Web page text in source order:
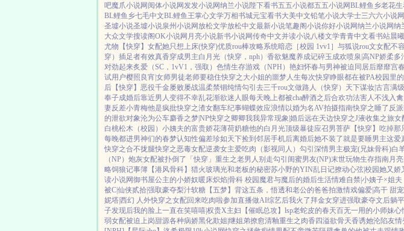
吧魔爪小说网 阅体小说网发发小说网纳兰小说陛下看书五五小说都五五小说网BL鲤鱼乡老花生
BL鲤鱼乡七毛中文BL鲤鱼王掌心文学万相书城元宝看书大美中文铅笔小说大学士三六六小说网
圣墟小说圣墟小说泉州小说网放松文学放松中文最新小说笔趣阁小说你好小说网纳兰小说网纳
大众文学搜读阁OK小说网 月亮小说新书小说网传奇中文并读小说八楼文学青青中文看书站晨
尤物【快穿】 女配她只想上床(快穿)优质rou棒攻略系统暗恋［校园 1vv1］ 与狐说rou文女配不
穿）插足者有效真香穿成男主白月光（快穿，nph） 香欲魅魔养成记碎玉成欢喷泉|高NP娇柔多
对劲起来炙爱（SC，1vV1，强取） 色情生存游戏（NPH） 艳妇怀春与男神被迫同居后靡靡宫
试用户樱照良宵|女师男徒老师要稳住快穿之大小姐的噩梦人生每次快穿睁眼都在被PA校园里
后【快穿】 恶役千金屡败屡战温柔禁锢纯情勾引 去三千rou文做路人（快穿） 天下谋妆|古言满
奉子成婚后靠近男人变得不幸乱花渐欲迷人眼每天晚上都被cha醉酒之后合欢功法害人不浅入
妻反差小青梅他是疯批快穿之渣女翻车纪事蝴蝶效应浪情以婚为名AV拍摄指南快穿之睡了反
的泄欲对象沦为公车麝香之梦|NP快穿之卿卿我我异常现象|婚后远在天边快穿之J液收集之旅女
白桃松木（校园） 小姨夫的富贵娇花薄荷奶糖他的白月光顶级暴徒应召男菩萨 【快穿】吃掉
每晚都进男神们的春梦认知性偏差珍如天下捡到邻居手机后离婚后她不装了就是要睡男主这爱
快穿之合不拢腿快穿之恶毒女配逆袭女主爱吃肉 （影视同人）勾引深情男主极宠(兄妹骨科)白
（NP） 炮灰女配被扑倒了「快穿」 重生之老男人别走勾引闺蜜男友(NP)末世玩物生存指南月
略饲狼记事簿 【港风骨科】猎火玻璃光和老板的秘密苏小野的YIN乱日记撩动心弦|校园她又娇
读小说网御书屋公主的小娇奴暖床炽焰|骨科 校园 魔君与魔后的婚后生活情难自禁|小姨子×姐夫
被C|仙侠贰拾|强取豪夺梨汁软糖 【五梦】背这五条，悟透和老公的爸爸拍激情戏偏爱|高干 甜宠
妮塔|西幻 人外快穿之女配回来吃肉啦参加直播做AI综艺后我火了 拜金女穿进强取豪夺文后躺
子发现后我的脸上一直在笑嘻嘻|权贵X主妇 【催眠总攻】lsp老蛇皮的春天百无一用的小师妹心
弱女配被迫上岗甜源各种病娇黑化欺姐|继姐弟撩愈清釉重生之肉香四溢欲骨天香诱她沦陷友情